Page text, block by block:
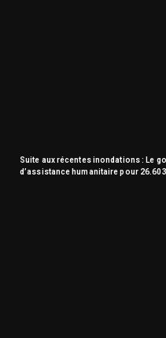
Suite aux récentes inondations : Le
d’assistance humanitaire pour